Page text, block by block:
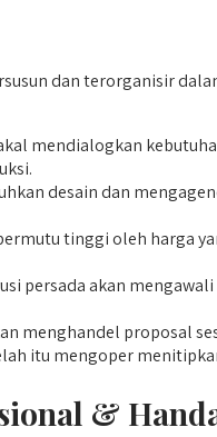
dan terorganisir
mendialogkan
desain dan
tinggi oleh harga
persada akan
menghandel proposal
itu mengoper
&